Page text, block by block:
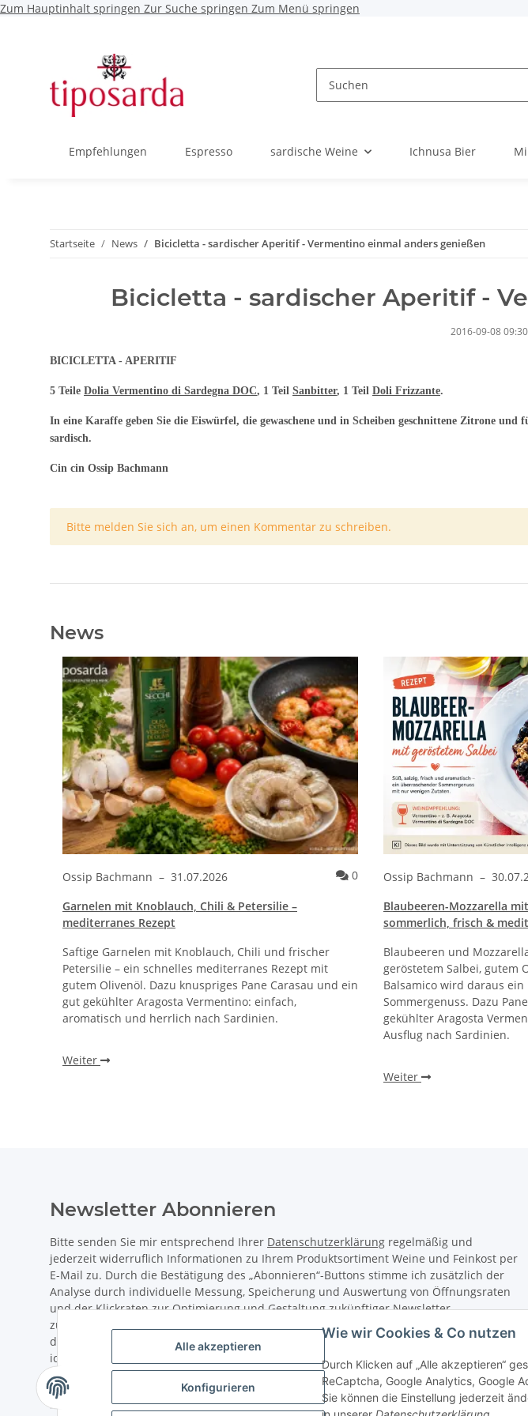
Zum Hauptinhalt springen Zur Suche springen Zum Menü springen
Alle akzeptieren
Konfigurieren
Wie wir Cookies & Co nutzen
Durch Klicken auf „Alle akzeptieren“
ReCaptcha, Google Analytics, Google
Sie können die Einstellung jederzeit
Empfehlungen Espresso sardische Weine Ichnusa Bier
Startseite News Bicicletta - sardischer Aperitif - Vermentino einmal anders genießen
Bicicletta - sardischer Aperitif -
2016-09-08
BICICLETTA - APERITIF
5 Teile Dolia Vermentino di Sardegna DOC, 1 Teil Sanbitter, 1 Teil Doli Frizzante.
In eine Karaffe geben Sie die Eiswürfel, die gewaschene und in Scheiben geschnittene Zitrone und
sardisch.
Cin cin Ossip Bachmann
x
Bitte melden Sie sich an, um einen Kommentar zu schreiben.
News
Ossip Bachmann – 31.07.2026 0Kommentare zum Artikel
Garnelen mit Knoblauch, Chili & Petersilie –
mediterranes Rezept
Saftige Garnelen mit Knoblauch, Chili und frischer
Petersilie – ein schnelles mediterranes Rezept mit
gutem Olivenöl. Dazu knuspriges Pane Carasau und ein
gut gekühlter Aragosta Vermentino: einfach,
aromatisch und herrlich nach Sardinien.
Weiter
Ossip Bachmann –
Blaubeeren-Mozzarella
sommerlich, frisch &
Blaubeeren und
geröstetem Salbei, gutem
Balsamico wird daraus
Sommergenuss. Dazu
gekühlter Aragosta
Ausflug nach Sardinien.
Weiter
Newsletter Abonnieren
Bitte senden Sie mir entsprechend Ihrer Datenschutzerklärung regelmäßig und
jederzeit widerruflich Informationen zu Ihrem Produktsortiment Weine und Feinkost per
E-Mail zu. Durch die Bestätigung des „Abonnieren“-Buttons stimme ich zusätzlich der
Analyse durch individuelle Messung, Speicherung und Auswertung von Öffnungsraten
und der Klickraten zur Optimierung und Gestaltung zukünftiger Newsletter
zu. Hierfür wird das Nutzungsverhalten in pseudonymisierter Form ausgewertet. Ein
direkter Bezug zu meiner Person wird dabei ausgeschlossen. Meine Einwilligung kann
ich jederzeit mit Wirkung für die Zukunft über den Link in unserem Newsletter
abbestellen / widerrufen.